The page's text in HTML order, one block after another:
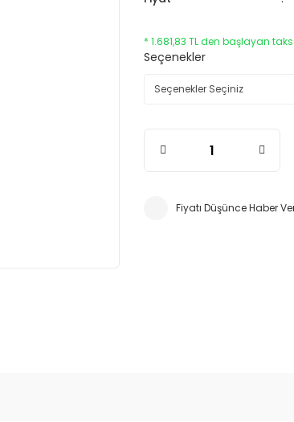
* 1.681,83 TL den başlayan
Seçenekler
Fiyatı Düşünce Haber